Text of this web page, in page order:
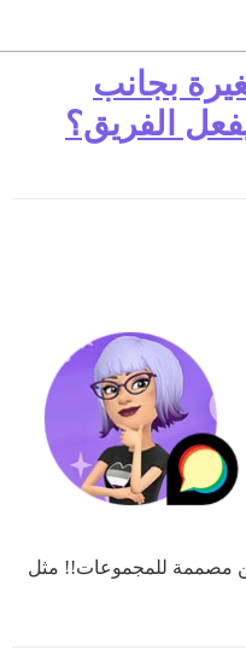
بجانب
الفريق؟
مصممة للمجموعات!! مثل